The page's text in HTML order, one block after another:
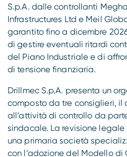
S.p.A. dalle controllanti
Infrastructures Ltd e Meil
garantito fino a dicembre
di gestire eventuali ritardi
del Piano Industriale e di
di tensione finanziaria.
Drillmec S.p.A. presenta un
composto da tre consiglieri, il
all’attività di controllo da
sindacale. La revisione
una primaria società
con l’adozione del Modello di